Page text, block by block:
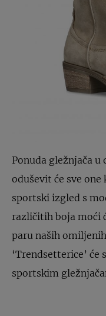
Ponuda gležnjača
oduševit će sve
sportski izgled s
različitih boja moći
paru naših
‘Trendsetterice’
sportskim